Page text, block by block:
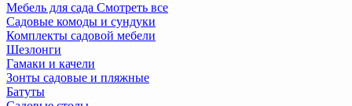
Мебель для сада Смотреть все
Садовые комоды и сундуки
Комплекты садовой мебели
Шезлонги
Гамаки и качели
Зонты садовые и пляжные
Батуты